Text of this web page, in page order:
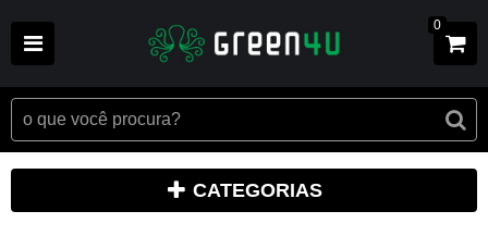
0
CATEGORIAS